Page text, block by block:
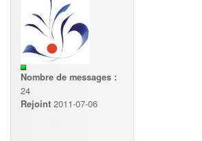
Nombre de messages :
24
Rejoint 2011-07-06